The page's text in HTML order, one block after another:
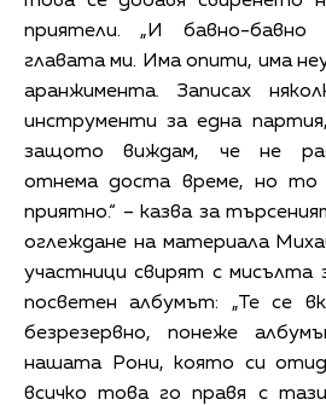
приятели. „И бавно-
главата ми. Има опити, има
аранжимента. Записах
инструменти за една
защото виждам, че не
отнема доста време, но то
приятно.“ – казва за
оглеждане на материала
участници свирят с мисълта
посветен албумът: „Те се
безрезервно, понеже
нашата Рони, която си
всичко това го правя с